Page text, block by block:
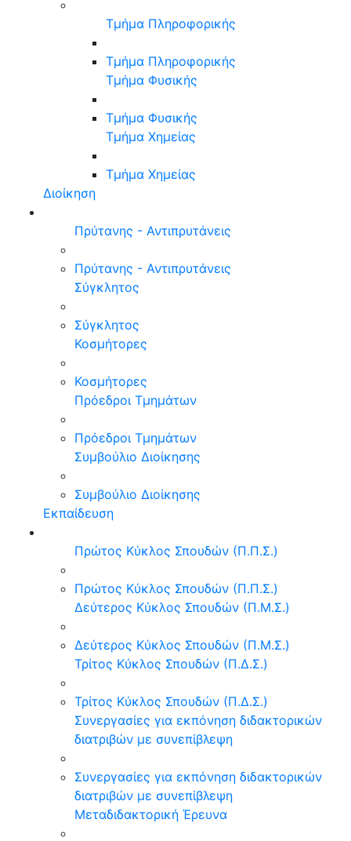
Τμήμα Πληροφορικής
Τμήμα Πληροφορικής
Τμήμα Φυσικής
Τμήμα Φυσικής
Τμήμα Χημείας
Τμήμα Χημείας
Διοίκηση
Πρύτανης - Αντιπρυτάνεις
Πρύτανης - Αντιπρυτάνεις
Σύγκλητος
Σύγκλητος
Κοσμήτορες
Κοσμήτορες
Πρόεδροι Τμημάτων
Πρόεδροι Τμημάτων
Συμβούλιο Διοίκησης
Συμβούλιο Διοίκησης
Εκπαίδευση
Πρώτος Κύκλος Σπουδών (Π.Π.Σ.)
Πρώτος Κύκλος Σπουδών (Π.Π.Σ.)
Δεύτερος Κύκλος Σπουδών (Π.Μ.Σ.)
Δεύτερος Κύκλος Σπουδών (Π.Μ.Σ.)
Τρίτος Κύκλος Σπουδών (Π.Δ.Σ.)
Τρίτος Κύκλος Σπουδών (Π.Δ.Σ.)
Συνεργασίες για εκπόνηση διδακτορικών
διατριβών με συνεπίβλεψη
Συνεργασίες για εκπόνηση διδακτορικών
διατριβών με συνεπίβλεψη
Μεταδιδακτορική Έρευνα